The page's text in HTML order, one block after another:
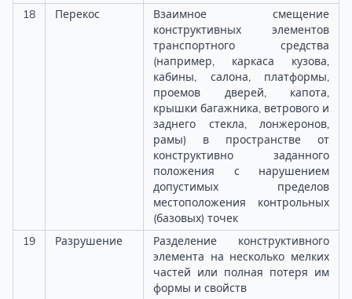
18
Перекос
Взаимное смещение
конструктивных элементов
транспортного средства
(например, каркаса кузова,
кабины, салона, платформы,
проемов дверей, капота,
крышки багажника, ветрового и
заднего стекла, лонжеронов,
рамы) в пространстве от
конструктивно заданного
положения с нарушением
допустимых пределов
местоположения контрольных
(базовых) точек
19
Разрушение
Разделение конструктивного
элемента на несколько мелких
частей или полная потеря им
формы и свойств